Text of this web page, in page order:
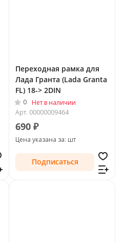
Переходная рамка для
Лада Гранта (Lada Granta
FL) 18-> 2DIN
0
Нет в наличии
Арт. 00000009464
690 ₽
Цена указана за: шт
Подписаться